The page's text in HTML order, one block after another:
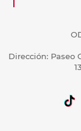
Dirección: Paseo